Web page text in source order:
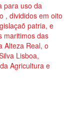
para uso da
, divididos em oito
patria, e
maritimos das
Alteza Real, o
Lisboa,
Agricultura e